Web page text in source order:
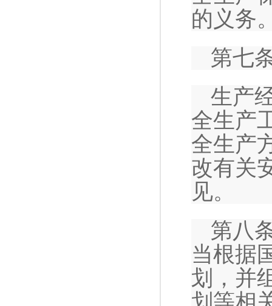
的义务
第七
生产
全生产
全生产
改有关
见。
第八
当根据
划，并